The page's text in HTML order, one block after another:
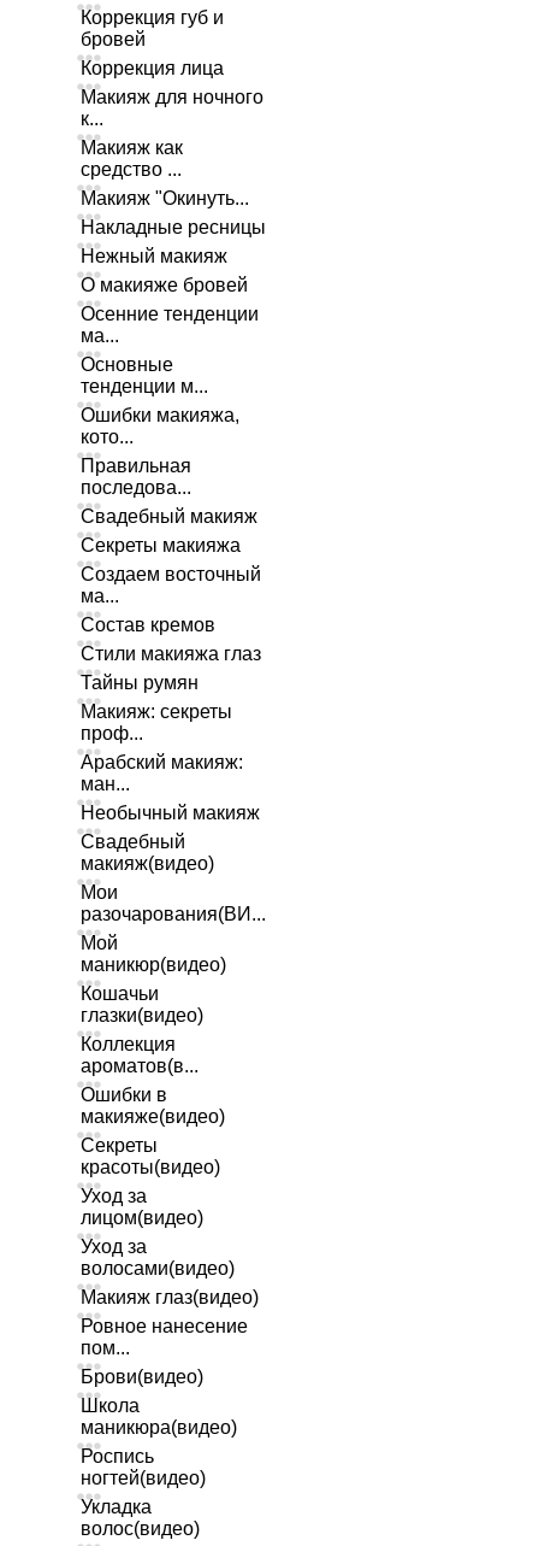
Коррекция губ и
бровей
Коррекция лица
Макияж для ночного
к...
Макияж как
средство ...
Макияж "Окинуть...
Накладные ресницы
Нежный макияж
О макияже бровей
Осенние тенденции
ма...
Основные
тенденции м...
Ошибки макияжа,
кото...
Правильная
последова...
Свадебный макияж
Секреты макияжа
Создаем восточный
ма...
Состав кремов
Стили макияжа глаз
Тайны румян
Макияж: секреты
проф...
Арабский макияж:
ман...
Необычный макияж
Свадебный
макияж(видео)
Мои
разочарования(ВИ...
Мой
маникюр(видео)
Кошачьи
глазки(видео)
Коллекция
ароматов(в...
Ошибки в
макияже(видео)
Секреты
красоты(видео)
Уход за
лицом(видео)
Уход за
волосами(видео)
Макияж глаз(видео)
Ровное нанесение
пом...
Брови(видео)
Школа
маникюра(видео)
Роспись
ногтей(видео)
Укладка
волос(видео)